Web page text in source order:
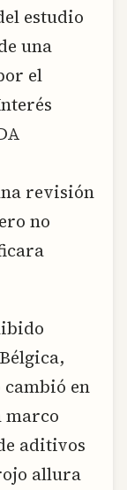
estudio
una
el
revisión
no
cambió en
marco
aditivos
allura